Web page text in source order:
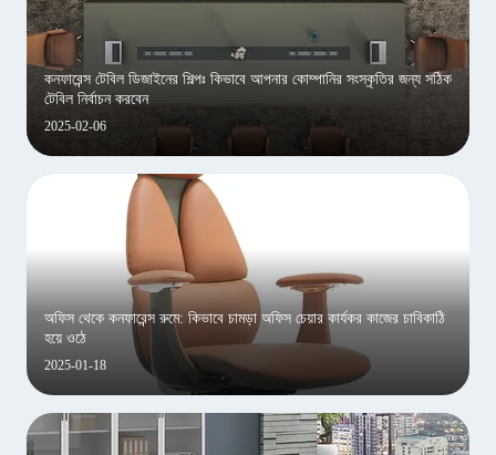
2025-02-06
কনফারেন্স টেবিল ডিজাইনের শিল্পঃ কিভাবে আপনার কোম্পানির সংস্কৃতির জন্য সঠিক
টেবিল নির্বাচন করবেন
2025-01-18
অফিস থেকে কনফারেন্স রুমে: কিভাবে চামড়া অফিস চেয়ার কার্যকর কাজের চাবিকাঠি
হয়ে ওঠে